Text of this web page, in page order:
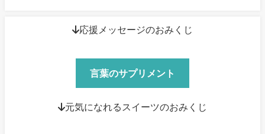
↓応援メッセージのおみくじ
言葉のサプリメント
↓元気になれるスイーツのおみくじ